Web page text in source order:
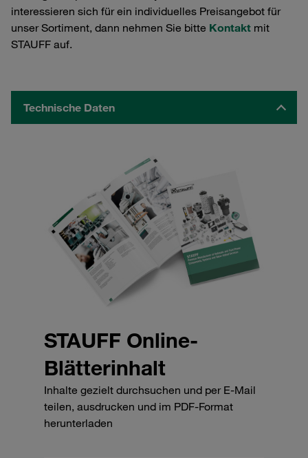
interessieren sich für ein individuelles Preisangebot für
unser Sortiment, dann nehmen Sie bitte Kontakt mit
STAUFF auf.
Technische Daten
STAUFF Online-
Blätterinhalt
Inhalte gezielt durchsuchen und per E-Mail
teilen, ausdrucken und im PDF-Format
herunterladen